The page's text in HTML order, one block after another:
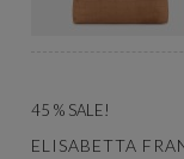
45 % SALE!
ELISABETTA